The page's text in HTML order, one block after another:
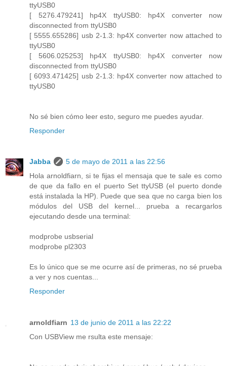
ttyUSB0
[ 5276.479241] hp4X ttyUSB0: hp4X converter now
disconnected from ttyUSB0
[ 5555.655286] usb 2-1.3: hp4X converter now attached to
ttyUSB0
[ 5606.025253] hp4X ttyUSB0: hp4X converter now
disconnected from ttyUSB0
[ 6093.471425] usb 2-1.3: hp4X converter now attached to
ttyUSB0
No sé bien cómo leer esto, seguro me puedes ayudar.
Responder
Jabba
5 de mayo de 2011 a las 22:56
Hola arnoldfiarn, si te fijas el mensaja que te sale es como
de que da fallo en el puerto Set ttyUSB (el puerto donde
está instalada la HP). Puede que sea que no carga bien los
módulos del USB del kernel... prueba a recargarlos
ejecutando desde una terminal:
modprobe usbserial
modprobe pl2303
Es lo único que se me ocurre así de primeras, no sé prueba
a ver y nos cuentas...
Responder
arnoldfiarn 13 de junio de 2011 a las 22:22
Con USBView me rsulta este mensaje: